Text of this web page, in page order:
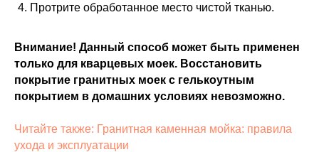
Протрите обработанное место чистой тканью.
Внимание! Данный способ может быть применен
только для кварцевых моек. Восстановить
покрытие гранитных моек с гелькоутным
покрытием в домашних условиях невозможно.
Читайте также: Гранитная каменная мойка: правила
ухода и эксплуатации